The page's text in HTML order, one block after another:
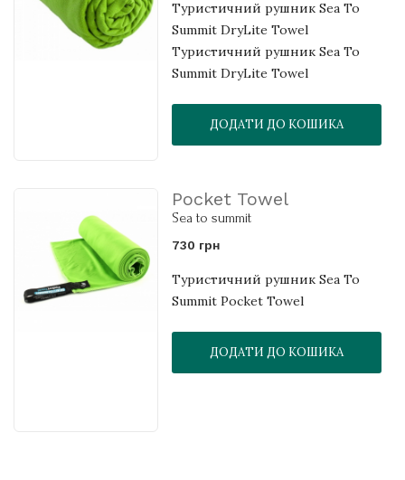
Туристичний рушник Sea To
Summit DryLite Towel
Туристичний рушник Sea To
Summit DryLite Towel
ДОДАТИ ДО КОШИКА
Pocket Towel
Sea to summit
730 грн
Туристичний рушник Sea To
Summit Pocket Towel
ДОДАТИ ДО КОШИКА